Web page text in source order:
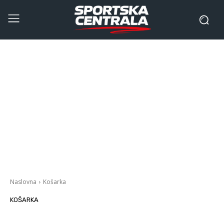
Naslovna Košarka
KOŠARKA